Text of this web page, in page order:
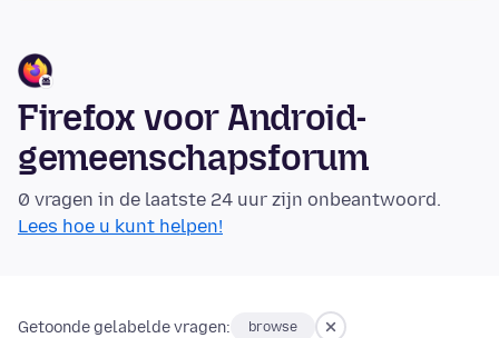
Firefox voor Android-
gemeenschapsforum
0 vragen in de laatste 24 uur zijn onbeantwoord.
Lees hoe u kunt helpen!
Getoonde gelabelde vragen: browse